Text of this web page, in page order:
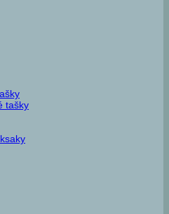
tašky